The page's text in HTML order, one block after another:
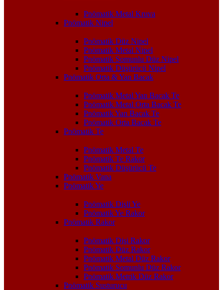
Pnömatik Metal Kruva
Pnömatik Nipel
Pnömatik Düz Nipel
Pnömatik Metal Nipel
Pnömatik Somunlu Düz Nipel
Pnömatik Düşürücü Nipel
Pnömatik Orta & Yan Bacak
Pnömatik Metal Yan Bacak Te
Pnömatik Metal Orta Bacak Te
Pnömatik Yan Bacak Te
Pnömatik Orta Bacak Te
Pnömatik Te
Pnömatik Metal Te
Pnömatik Te Rakor
Pnömatik Düşürücü Te
Pnömatik Vana
Pnömatik Ye
Pnömatik Dişli Ye
Pnömatik Ye Rakor
Pnömatik Rakor
Pnömatik Dişi Rakor
Pnömatik Düz Rakor
Pnömatik Metal Düz Rakor
Pnömatik Somunlu Düz Rakor
Pnömatik Metrik Düz Rakor
Pnömatik Susturucu